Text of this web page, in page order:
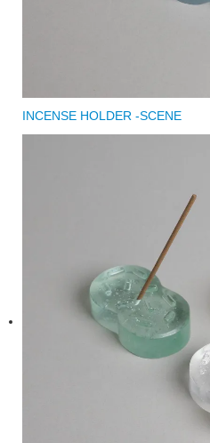
INCENSE HOLDER -SCENE